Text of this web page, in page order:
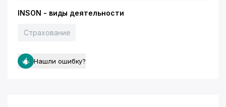
INSON - виды деятельности
Страхование
Нашли ошибку?